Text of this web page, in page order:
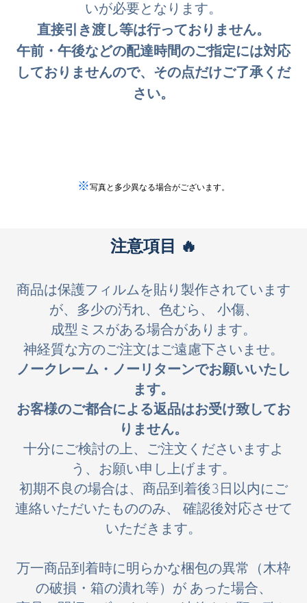
いが必要となります。
直接引き渡し等は行っておりません。
午前・午後などの配達時間のご指定には対応
しておりませんので、その点だけご了承くだ
さい。
※写真と多少異なる場合がございます。
注意項目 🔥
商品は保護フィルムを貼り製作されています
が、多少の汚れ、色むら、 小傷、
成型ミスがある場合があります。
神経質な方のご注文はご遠慮下さいませ。
ノークレーム・ノーリターンでお願いいたし
ます。
お客様のご都合による返品はお受け致してお
りません。
十分にご検討の上、ご注文くださいますよ
う、お願い申し上げます。
初期不良の場合は、商品到着後3日以内にご
連絡いただいたもののみ、 確認後対応させて
いただきます。
万一商品到着時に明らかな梱包の異常（木枠
の破損・箱の潰れ等）が あった場合、